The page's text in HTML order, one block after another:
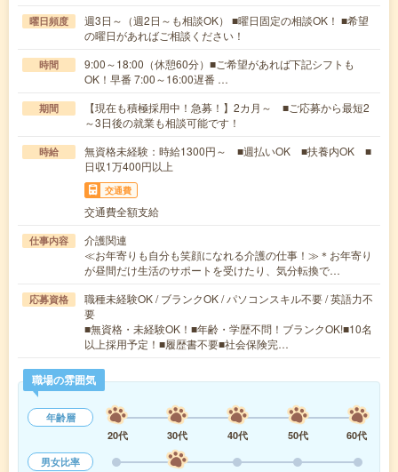
曜日頻度
週3日～（週2日～も相談OK） ■曜日固定の相談OK！ ■希望
の曜日があればご相談ください！
時間
9:00～18:00（休憩60分）■ご希望があれば下記シフトも
OK！早番 7:00～16:00遅番 …
期間
【現在も積極採用中！急募！】2カ月～ ■ご応募から最短2
～3日後の就業も相談可能です！
時給
無資格未経験：時給1300円～ ■週払いOK ■扶養内OK ■
日収1万400円以上
交通費
交通費全額支給
仕事内容
介護関連
≪お年寄りも自分も笑顔になれる介護の仕事！≫＊お年寄り
が昼間だけ生活のサポートを受けたり、気分転換で…
応募資格
職種未経験OK / ブランクOK / パソコンスキル不要 / 英語力不
要
■無資格・未経験OK！■年齢・学歴不問！ブランクOK!■10名
以上採用予定！■履歴書不要■社会保険完…
職場の雰囲気
年齢層
20代
30代 40代 50代
60代
男女比率